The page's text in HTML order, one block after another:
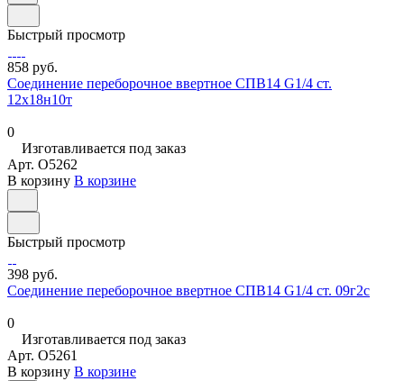
Быстрый просмотр
858 руб.
Соединение переборочное ввертное СПВ14 G1/4 ст.
12х18н10т
0
Изготавливается под заказ
Арт. O5262
В корзину В корзине
Быстрый просмотр
398 руб.
Соединение переборочное ввертное СПВ14 G1/4 ст. 09г2с
0
Изготавливается под заказ
Арт. O5261
В корзину В корзине